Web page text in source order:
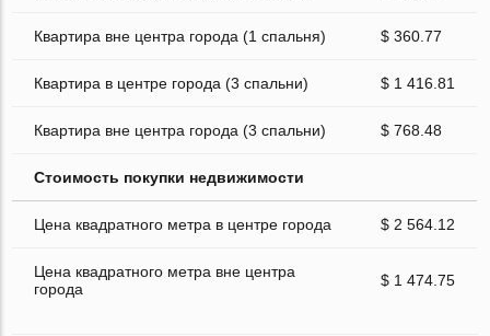
Квартира вне центра города (1 спальня) $ 360.77
Квартира в центре города (3 спальни) $ 1 416.81
Квартира вне центра города (3 спальни) $ 768.48
Стоимость покупки недвижимости
Цена квадратного метра в центре города $ 2 564.12
Цена квадратного метра вне центра
города
$ 1 474.75